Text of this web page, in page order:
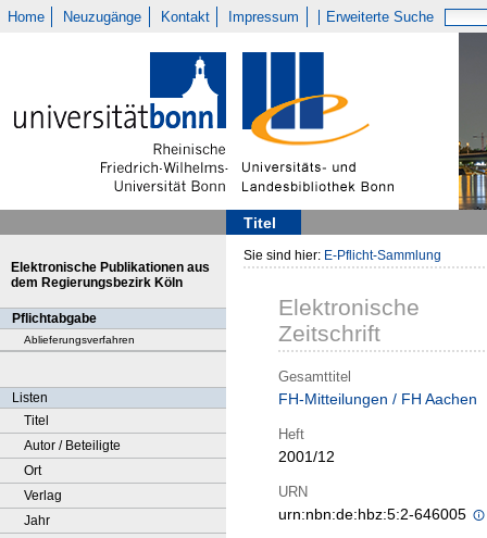
Home Neuzugänge Kontakt Impressum Erweiterte Suche
Titel
Elektronische Publikationen aus
dem Regierungsbezirk Köln
Pflichtabgabe
Ablieferungsverfahren
Listen
Titel
Autor / Beteiligte
Ort
Verlag
Jahr
Sie sind hier: E-Pflicht-Sammlung
Elektronische
Zeitschrift
Gesamttitel
FH-Mitteilungen / FH Aachen
Heft
2001/12
URN
urn:nbn:de:hbz:5:2-646005